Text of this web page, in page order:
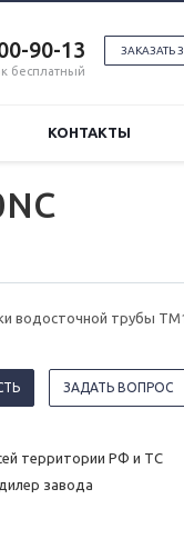
ЗАКАЗАТЬ
90-13
бесплатный
КОНТАКТЫ
водосточной трубы
ЗАДАТЬ ВОПРОС
территории РФ и ТС
завода